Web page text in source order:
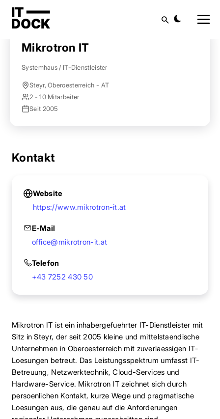
Startseite Anbieter finden
Mikrotron IT
Systemhaus / IT-Dienstleister
Steyr, Oberoesterreich - AT
2 - 10 Mitarbeiter
Seit 2005
Kontakt
Website
https://www.mikrotron-it.at
E-Mail
office@mikrotron-it.at
Telefon
+43 7252 430 50
Mikrotron IT ist ein inhabergefuehrter IT-Dienstleister mit
Sitz in Steyr, der seit 2005 kleine und mittelstaendische
Unternehmen in Oberoesterreich mit zuverlaessigen IT-
Loesungen betreut. Das Leistungsspektrum umfasst IT-
Betreuung, Netzwerktechnik, Cloud-Services und
Hardware-Service. Mikrotron IT zeichnet sich durch
persoenlichen Kontakt, kurze Wege und pragmatische
Loesungen aus, die genau auf die Anforderungen